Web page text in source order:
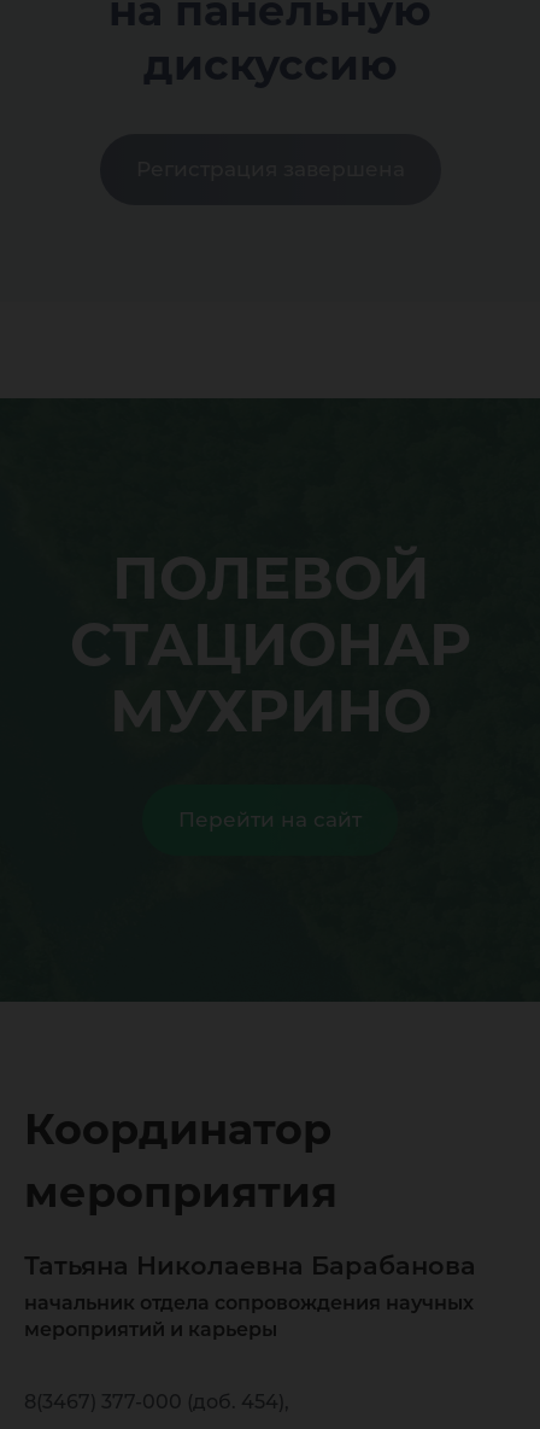
дискуссию
ПОЛЕВОЙ
СТАЦИОНАР
МУХРИНО
Перейти на сайт
Координатор
мероприятия
Татьяна Николаевна Барабанова
начальник отдела сопровождения научных
мероприятий и карьеры
8(3467) 377-000 (доб. 454),